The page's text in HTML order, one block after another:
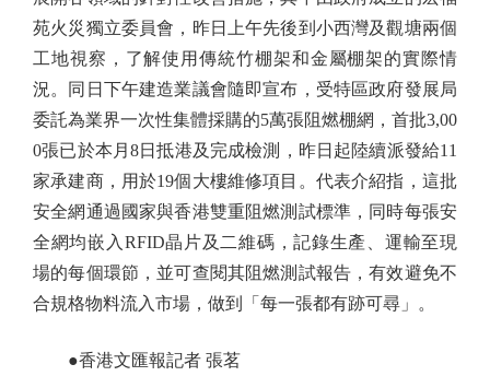
苑火災獨立委員會，昨日上午先後到小西灣及觀塘兩個
工地視察，了解使用傳統竹棚架和金屬棚架的實際情
況。同日下午建造業議會隨即宣布，受特區政府發展局
委託為業界一次性集體採購的5萬張阻燃棚網，首批3,00
0張已於本月8日抵港及完成檢測，昨日起陸續派發給11
家承建商，用於19個大樓維修項目。代表介紹指，這批
安全網通過國家與香港雙重阻燃測試標準，同時每張安
全網均嵌入RFID晶片及二維碼，記錄生產、運輸至現
場的每個環節，並可查閱其阻燃測試報告，有效避免不
合規格物料流入市場，做到「每一張都有跡可尋」。
●香港文匯報記者 張茗